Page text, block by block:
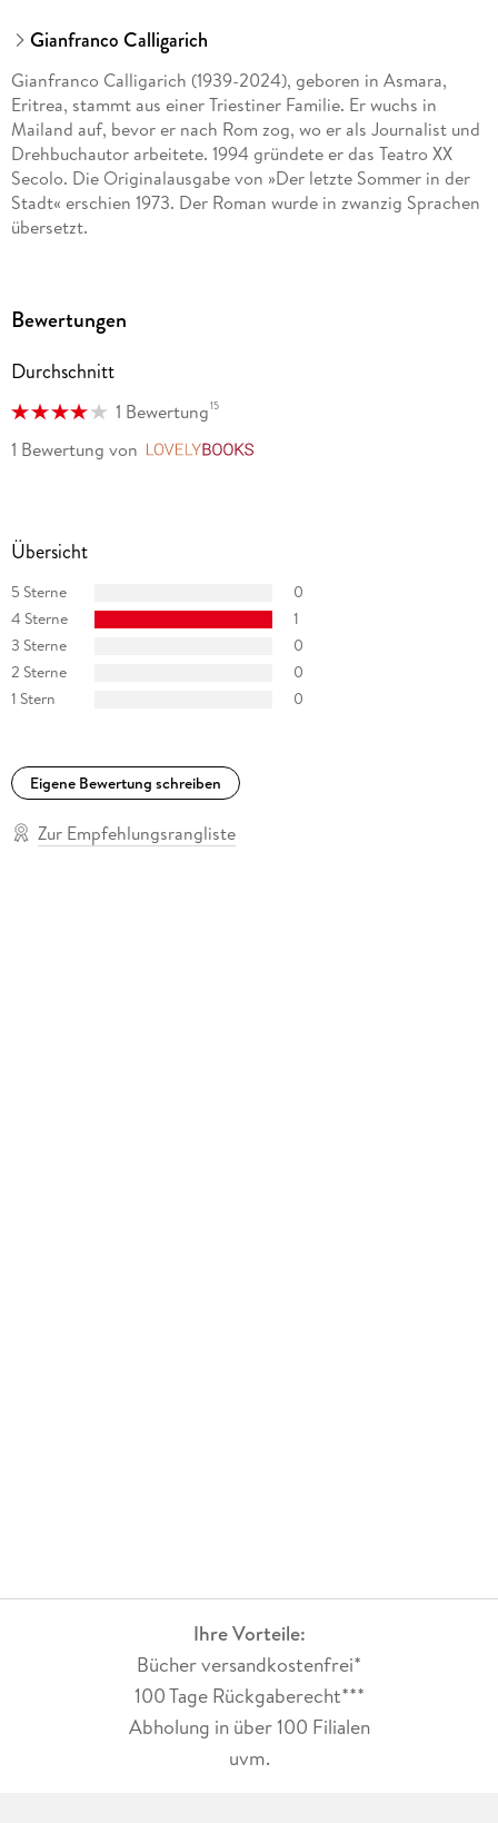
Gianfranco Calligarich
Gianfranco Calligarich (1939-2024), geboren in Asmara,
Eritrea, stammt aus einer Triestiner Familie. Er wuchs in
Mailand auf, bevor er nach Rom zog, wo er als Journalist und
Drehbuchautor arbeitete. 1994 gründete er das Teatro XX
Secolo. Die Originalausgabe von »Der letzte Sommer in der
Stadt« erschien 1973. Der Roman wurde in zwanzig Sprachen
übersetzt.
Bewertungen
Durchschnitt
1 Bewertung15
1 Bewertung von
Übersicht
5 Sterne
0
4 Sterne
1
3 Sterne
0
2 Sterne
0
1 Stern
0
Eigene Bewertung schreiben
Zur Empfehlungsrangliste
Ihre Vorteile:
Bücher versandkostenfrei*
100 Tage Rückgaberecht***
Abholung in über 100 Filialen
uvm.